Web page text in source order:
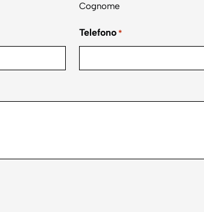
Cognome
Telefono *